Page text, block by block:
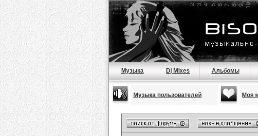
Музыка Dj Mixes Альбомы
Музыка пользователей Моя